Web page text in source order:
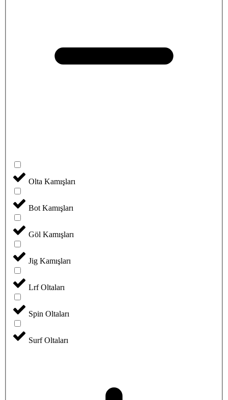
Olta Kamışları
Bot Kamışları
Göl Kamışları
Jig Kamışları
Lrf Oltaları
Spin Oltaları
Surf Oltaları